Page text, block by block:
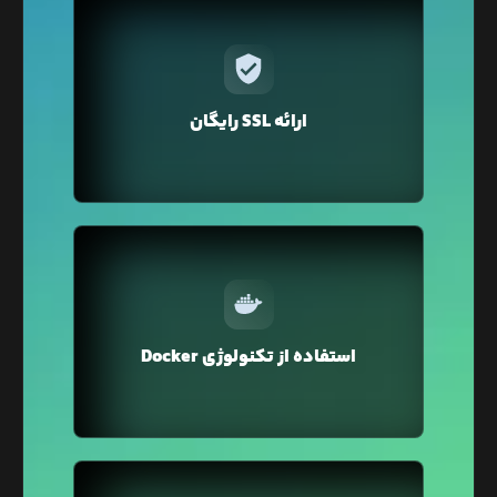
ارائه SSL رایگان
در لیارا برای دامنه‌ی‌ اختصاصی‌تان فقط با یک کلیک
می‌توانید گواهی SSL را تهیه کنید. نگران تمدید هم
شما تمدید می‌کند.
استفاده از تکنولوژی Docker
وبسایت شما استفاده می‌شود که محیطی ایزوله و
ایمن را برای اجرای وبسایت شما فراهم می‌کند.